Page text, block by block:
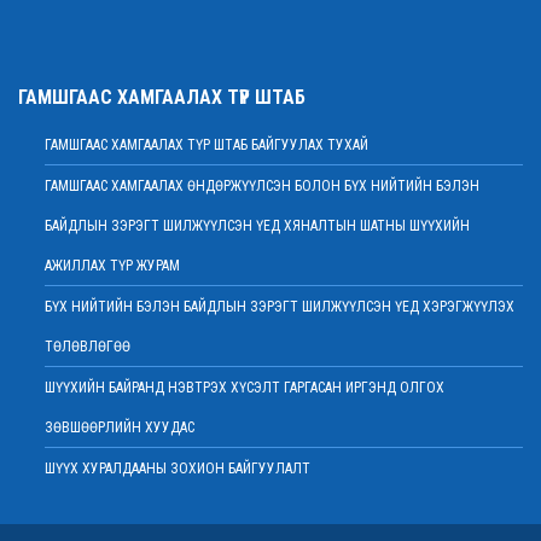
МЭДЭГДЭЛ
2022 оны 01 сарын 20
Ерөнхий шүүгч Д.Ганзориг Европын Холбооноос Монгол Улсад суугаа
Элчин сайдтай хамтын ажиллагааны талаар санал солилцов
2022 оны 01 сарын 19
Үндсэн хуулийн цэцийн гишүүнд нэр дэвшигчийн материал хүлээн авах
2022 оны 01 сарын 19
Улсын дээд шүүхийн дэргэдэх Шүүхийн сургалт, судалгаа, мэдээллийн
Дээд шүүхийн нийт шүүгчийн хуралдаан болно
ГАМШГААС ХАМГААЛАХ ТҮР ШТАБ
ГАМШГААС ХАМГААЛАХ ТҮР ШТАБ БАЙГУУЛАХ ТУХАЙ
ГАМШГААС ХАМГААЛАХ ӨНДӨРЖҮҮЛСЭН БОЛОН БҮХ НИЙТИЙН БЭЛЭН
БАЙДЛЫН ЗЭРЭГТ ШИЛЖҮҮЛСЭН ҮЕД ХЯНАЛТЫН ШАТНЫ ШҮҮХИЙН
АЖИЛЛАХ ТҮР ЖУРАМ
БҮХ НИЙТИЙН БЭЛЭН БАЙДЛЫН ЗЭРЭГТ ШИЛЖҮҮЛСЭН ҮЕД ХЭРЭГЖҮҮЛЭХ
ТӨЛӨВЛӨГӨӨ
ШҮҮХИЙН БАЙРАНД НЭВТРЭХ ХҮСЭЛТ ГАРГАСАН ИРГЭНД ОЛГОХ
ЗӨВШӨӨРЛИЙН ХУУДАС
ШҮҮХ ХУРАЛДААНЫ ЗОХИОН БАЙГУУЛАЛТ